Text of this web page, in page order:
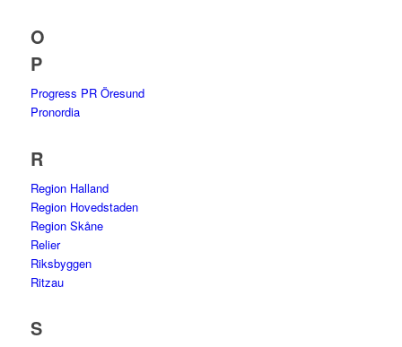
O
P
Progress PR Öresund
Pronordia
R
Region Halland
Region Hovedstaden
Region Skåne
Relier
Riksbyggen
Ritzau
S